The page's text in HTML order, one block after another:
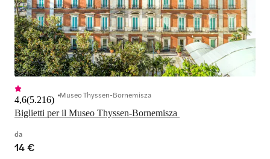
4,6(5.216) Museo Thyssen-Bornemisza
da
14 €